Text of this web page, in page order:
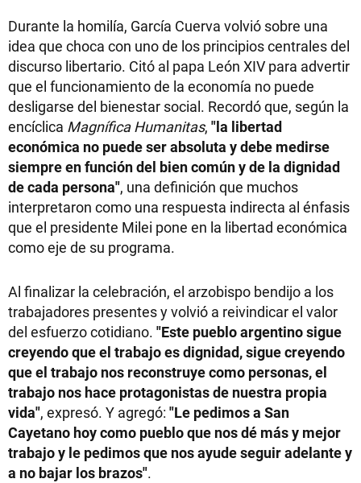
Durante la homilía, García Cuerva volvió sobre una
idea que choca con uno de los principios centrales del
discurso libertario. Citó al papa León XIV para advertir
que el funcionamiento de la economía no puede
desligarse del bienestar social. Recordó que, según la
encíclica Magnífica Humanitas, "la libertad
económica no puede ser absoluta y debe medirse
siempre en función del bien común y de la dignidad
de cada persona", una definición que muchos
interpretaron como una respuesta indirecta al énfasis
que el presidente Milei pone en la libertad económica
como eje de su programa.
Al finalizar la celebración, el arzobispo bendijo a los
trabajadores presentes y volvió a reivindicar el valor
del esfuerzo cotidiano. "Este pueblo argentino sigue
creyendo que el trabajo es dignidad, sigue creyendo
que el trabajo nos reconstruye como personas, el
trabajo nos hace protagonistas de nuestra propia
vida", expresó. Y agregó: "Le pedimos a San
Cayetano hoy como pueblo que nos dé más y mejor
trabajo y le pedimos que nos ayude seguir adelante y
a no bajar los brazos".